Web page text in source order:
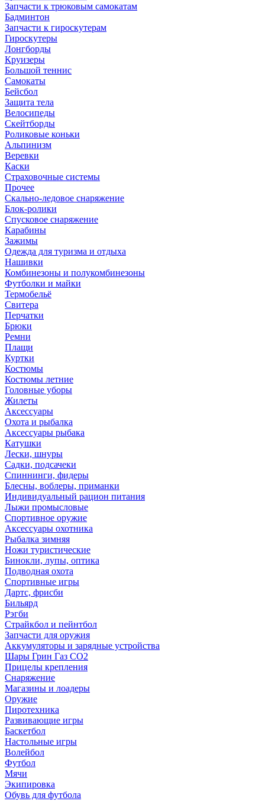
Запчасти к трюковым самокатам
Бадминтон
Запчасти к гироскутерам
Гироскутеры
Лонгборды
Круизеры
Большой теннис
Самокаты
Бейсбол
Защита тела
Велосипеды
Скейтборды
Роликовые коньки
Альпинизм
Веревки
Каски
Страховочные системы
Прочее
Скально-ледовое снаряжение
Блок-ролики
Спусковое снаряжение
Карабины
Зажимы
Одежда для туризма и отдыха
Нашивки
Комбинезоны и полукомбинезоны
Футболки и майки
Термобельё
Свитера
Перчатки
Брюки
Ремни
Плащи
Куртки
Костюмы
Костюмы летние
Головные уборы
Жилеты
Аксессуары
Охота и рыбалка
Аксессуары рыбака
Катушки
Лески, шнуры
Садки, подсачеки
Спиннинги, фидеры
Блесны, воблеры, приманки
Индивидуальный рацион питания
Лыжи промысловые
Спортивное оружие
Аксессуары охотника
Рыбалка зимняя
Ножи туристические
Бинокли, лупы, оптика
Подводная охота
Спортивные игры
Дартс, фрисби
Бильярд
Рэгби
Страйкбол и пейнтбол
Запчасти для оружия
Аккумуляторы и зарядные устройства
Шары Грин Газ СО2
Прицелы крепления
Снаряжение
Магазины и лоадеры
Оружие
Пиротехника
Развивающие игры
Баскетбол
Настольные игры
Волейбол
Футбол
Мячи
Экипировка
Обувь для футбола